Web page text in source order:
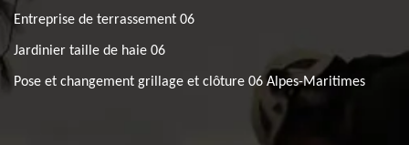
Entreprise de terrassement 06
Jardinier taille de haie 06
Pose et changement grillage et clôture 06 Alpes-Maritimes